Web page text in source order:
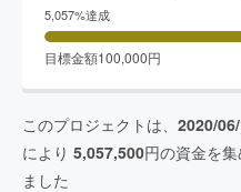
5,057%達成
目標金額100,000円
このプロジェクトは、 2020/
により 5,057,500円の資金を集
ました